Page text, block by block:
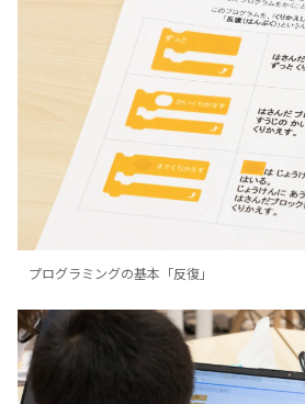
プログラミングの基本「反復」